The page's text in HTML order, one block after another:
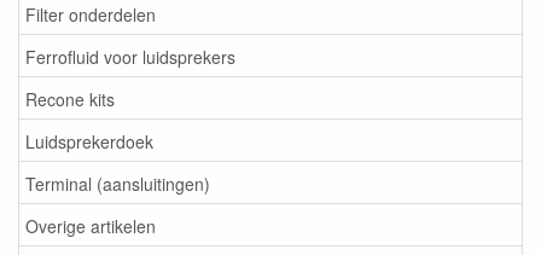
Filter onderdelen
Ferrofluid voor luidsprekers
Recone kits
Luidsprekerdoek
Terminal (aansluitingen)
Overige artikelen